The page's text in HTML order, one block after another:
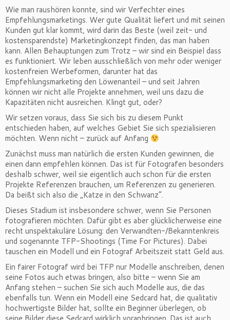
Wie man raushören konnte, sind wir Verfechter eines
Empfehlungsmarketings. Wer gute Qualität liefert und mit seinen
Kunden gut klar kommt, wird darin das Beste (weil zeit- und
kostensparendste) Marketingkonzept finden, das man haben
kann. Allen Behauptungen zum Trotz – wir sind ein Beispiel dass
es funktioniert. Wir leben ausschließlich von mehr oder weniger
kostenfreien Werbeformen, darunter hat das
Empfehlungsmarketing den Löwenanteil – und seit Jahren
können wir nicht alle Projekte annehmen, weil uns dazu die
Kapazitäten nicht ausreichen. Klingt gut, oder?
Wir setzen voraus, dass Sie sich bis zu diesem Punkt
entschieden haben, auf welches Gebiet Sie sich spezialisieren
möchten. Wenn nicht – zurück auf Anfang
Zunächst muss man natürlich die ersten Kunden gewinnen, die
einen dann empfehlen können. Das ist für Fotografen besonders
deshalb schwer, weil sie eigentlich auch schon für die ersten
Projekte Referenzen brauchen, um Referenzen zu generieren.
Da beißt sich also die „Katze in den Schwanz“.
Dieses Stadium ist insbesondere schwer, wenn Sie Personen
fotografieren möchten. Dafür gibt es aber glücklicherweise eine
recht unspektakuläre Lösung: den Verwandten-/Bekanntenkreis
und sogenannte TFP-Shootings (Time For Pictures). Dabei
tauschen ein Modell und ein Fotograf Arbeitszeit statt Geld aus.
Ein fairer Fotograf wird bei TFP nur Modelle anschreiben, denen
seine Fotos auch etwas bringen, also bitte – wenn Sie am
Anfang stehen – suchen Sie sich auch Modelle aus, die das
ebenfalls tun. Wenn ein Modell eine Sedcard hat, die qualitativ
hochwertigste Bilder hat, sollte ein Beginner überlegen, ob